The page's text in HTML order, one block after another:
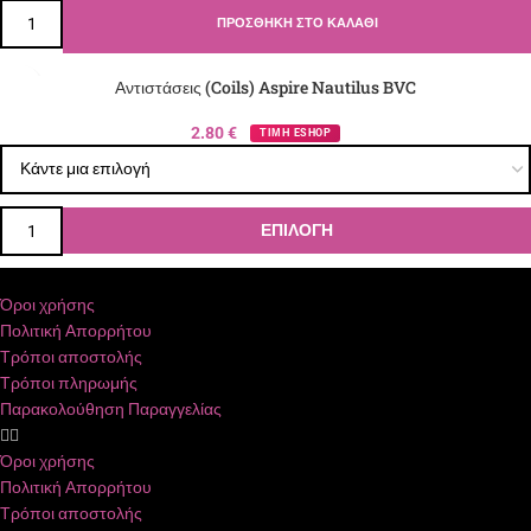
ΠΡΟΣΘΉΚΗ ΣΤΟ ΚΑΛΆΘΙ
Αντιστάσεις (Coils) Aspire Nautilus BVC
2.80€ ΤΙΜΗ ESHOP
ΕΠΙΛΟΓΉ
Όροι χρήσης
Πολιτική Απορρήτου
Τρόποι αποστολής
Τρόποι πληρωμής
Παρακολούθηση Παραγγελίας
Όροι χρήσης
Πολιτική Απορρήτου
Τρόποι αποστολής